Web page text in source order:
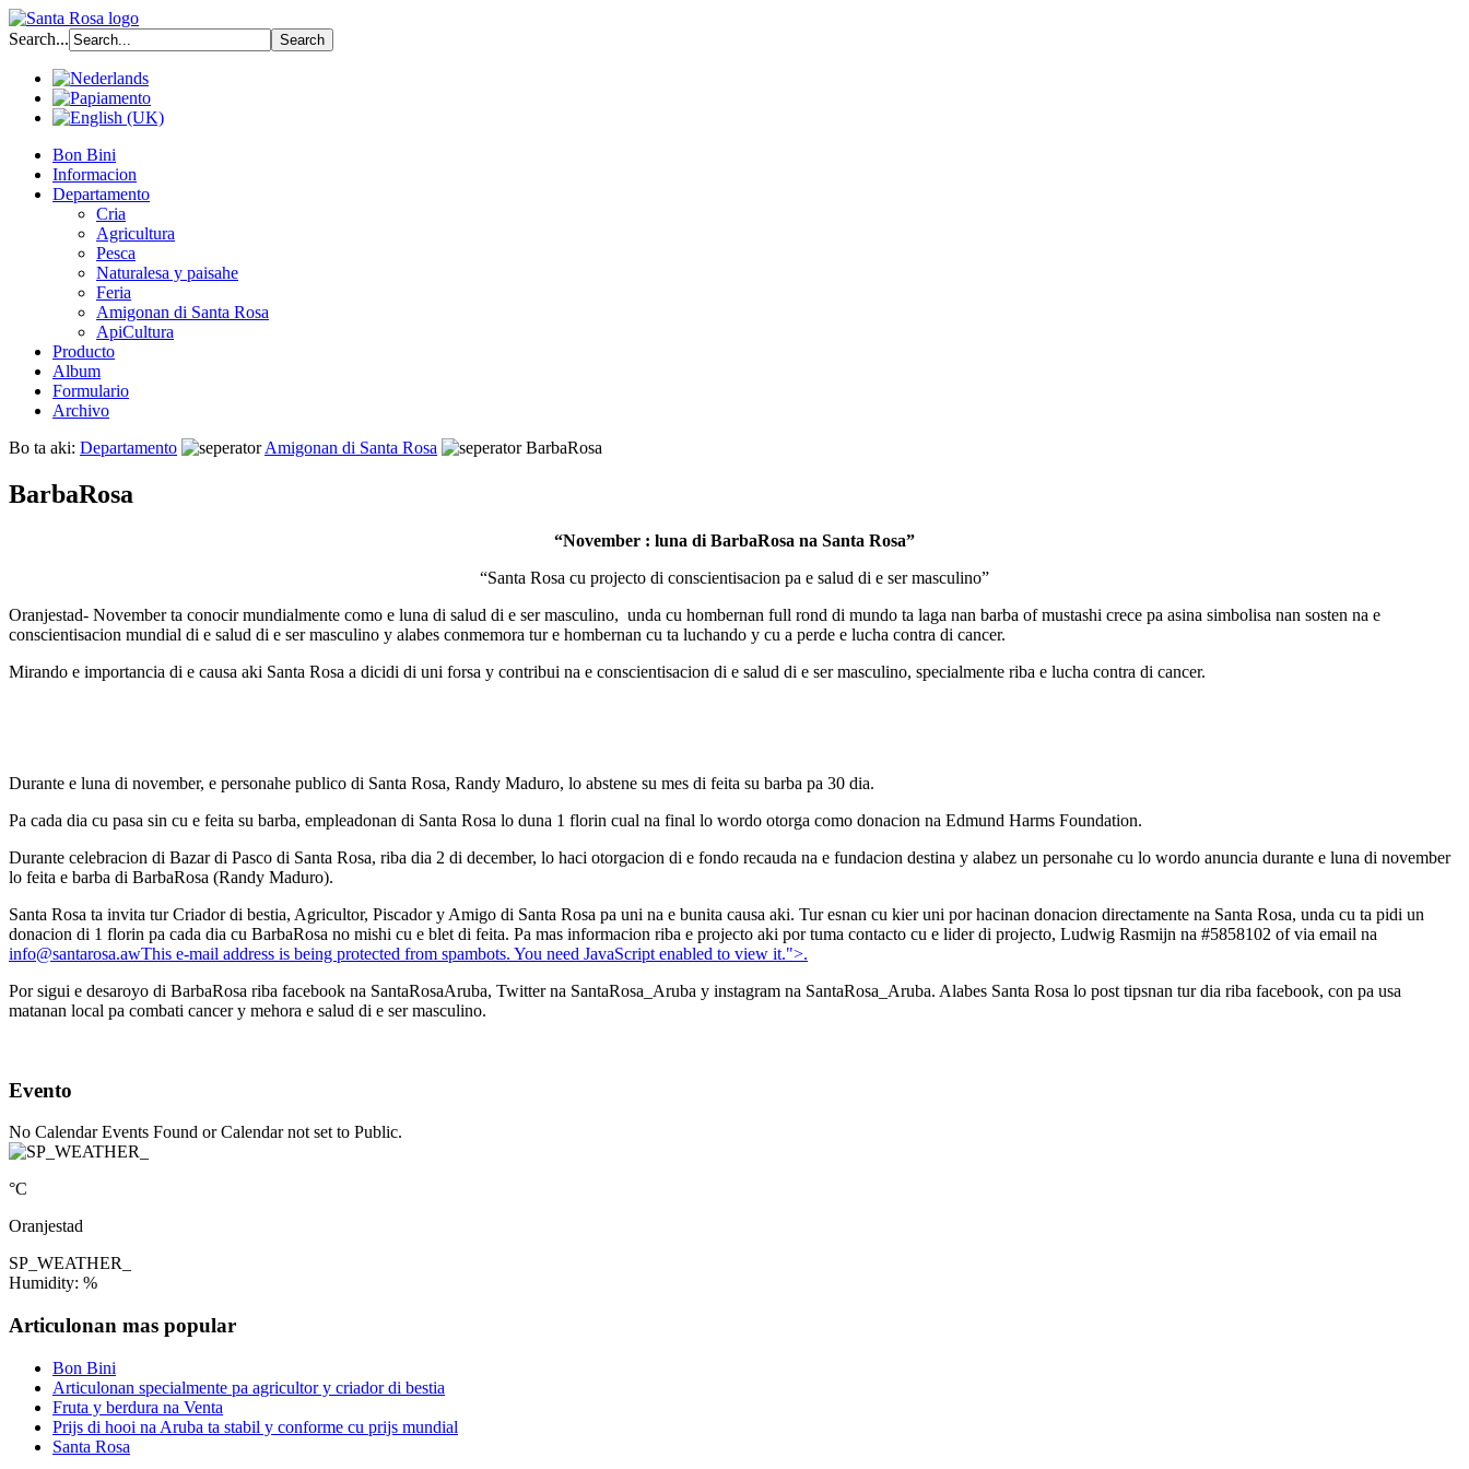
Search...
Bon Bini
Informacion
Departamento
Cria
Agricultura
Pesca
Naturalesa y paisahe
Feria
Amigonan di Santa Rosa
ApiCultura
Producto
Album
Formulario
Archivo
Bo ta aki: Departamento Amigonan di Santa Rosa BarbaRosa
BarbaRosa
“November : luna di BarbaRosa na Santa Rosa”
“Santa Rosa cu projecto di conscientisacion pa e salud di e ser masculino”
Oranjestad- November ta conocir mundialmente como e luna di salud di e ser masculino, unda cu hombernan full rond di mundo ta laga nan barba of mustashi crece pa asina simbolisa nan sosten na e
conscientisacion mundial di e salud di e ser masculino y alabes conmemora tur e hombernan cu ta luchando y cu a perde e lucha contra di cancer.
Mirando e importancia di e causa aki Santa Rosa a dicidi di uni forsa y contribui na e conscientisacion di e salud di e ser masculino, specialmente riba e lucha contra di cancer.
Durante e luna di november, e personahe publico di Santa Rosa, Randy Maduro, lo abstene su mes di feita su barba pa 30 dia.
Pa cada dia cu pasa sin cu e feita su barba, empleadonan di Santa Rosa lo duna 1 florin cual na final lo wordo otorga como donacion na Edmund Harms Foundation.
Durante celebracion di Bazar di Pasco di Santa Rosa, riba dia 2 di december, lo haci otorgacion di e fondo recauda na e fundacion destina y alabez un personahe cu lo wordo anuncia durante e luna di november
lo feita e barba di BarbaRosa (Randy Maduro).
Santa Rosa ta invita tur Criador di bestia, Agricultor, Piscador y Amigo di Santa Rosa pa uni na e bunita causa aki. Tur esnan cu kier uni por hacinan donacion directamente na Santa Rosa, unda cu ta pidi un
donacion di 1 florin pa cada dia cu BarbaRosa no mishi cu e blet di feita. Pa mas informacion riba e projecto aki por tuma contacto cu e lider di projecto, Ludwig Rasmijn na #5858102 of via email na
info@santarosa.awThis e-mail address is being protected from spambots. You need JavaScript enabled to view it.">.
Por sigui e desaroyo di BarbaRosa riba facebook na SantaRosaAruba, Twitter na SantaRosa_Aruba y instagram na SantaRosa_Aruba. Alabes Santa Rosa lo post tipsnan tur dia riba facebook, con pa usa
matanan local pa combati cancer y mehora e salud di e ser masculino.
Evento
No Calendar Events Found or Calendar not set to Public.
°C
Oranjestad
SP_WEATHER_
Humidity: %
Articulonan mas popular
Bon Bini
Articulonan specialmente pa agricultor y criador di bestia
Fruta y berdura na Venta
Prijs di hooi na Aruba ta stabil y conforme cu prijs mundial
Santa Rosa